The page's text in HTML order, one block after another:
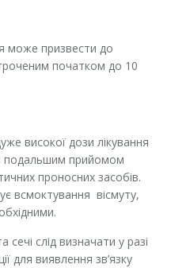
може призвести до
початком до 10
високої дози лікування
подальшим прийомом
проносних засобів.
всмоктування вісмуту,
сечі слід визначати у разі
для виявлення зв’язку